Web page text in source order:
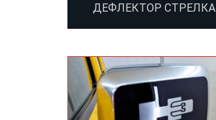
ДЕФЛЕКТОР СТРЕЛКА